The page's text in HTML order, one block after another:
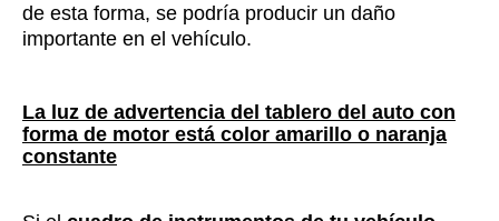
de esta forma, se podría producir un daño
importante en el vehículo.
La luz de advertencia del tablero del auto con
forma de motor está color amarillo o naranja
constante